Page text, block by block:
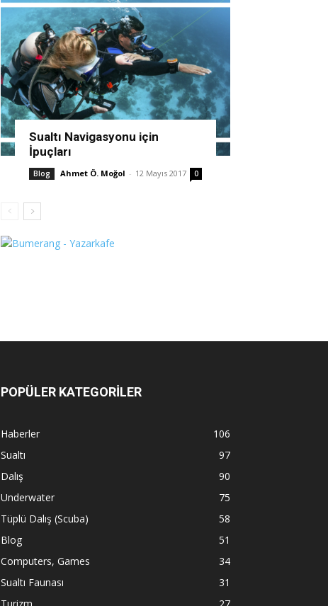
Sualtı Navigasyonu için
İpuçları
Blog Ahmet Ö. Moğol - 12 Mayıs 2017 0
POPÜLER KATEGORİLER
Haberler
106
Sualtı
97
Dalış
90
Underwater
75
Tüplü Dalış (Scuba)
58
Blog
51
Computers, Games
34
Sualtı Faunası
31